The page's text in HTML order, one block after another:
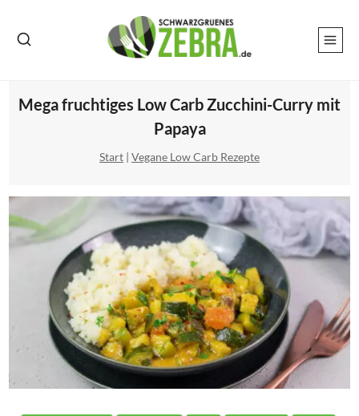
Inhalt
Mega fruchtiges Low Carb Zucchini-Curry mit
Papaya
Start | Vegane Low Carb Rezepte